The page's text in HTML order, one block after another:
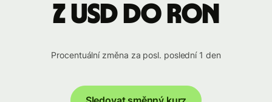
z USD do RON
Procentuální změna za posl. poslední 1 den